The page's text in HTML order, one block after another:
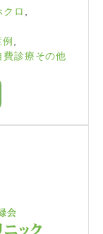
クロ ,
,
費診療その他